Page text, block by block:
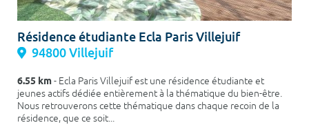
Chercher
Résidence étudiante Ecla Paris Villejuif
94800 Villejuif
6.55 km- Ecla Paris Villejuif est une résidence étudiante et
jeunes actifs dédiée entièrement à la thématique du bien-être.
Nous retrouverons cette thématique dans chaque recoin de la
résidence, que ce soit...